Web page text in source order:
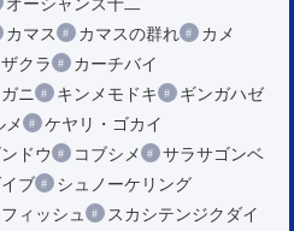
カマス カマスの群れ
カメ
クラ
カーチバイ
ニ キンメモドキ
ギンガハゼ
メ
ケヤリ・ゴカイ
ドウ コブシメ
サラサゴンベ
ブ
シュノーケリング
ィッシュ
スカシテンジクダイ